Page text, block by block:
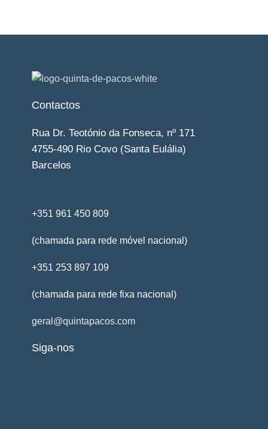
Contactos
Rua Dr. Teotónio da Fonseca, nº 171
4755-490 Rio Covo (Santa Eulália)
Barcelos
+351 961 450 809
(chamada para rede móvel nacional)
+351 253 897 109
(chamada para rede fixa nacional)
geral@quintapacos.com
Siga-nos